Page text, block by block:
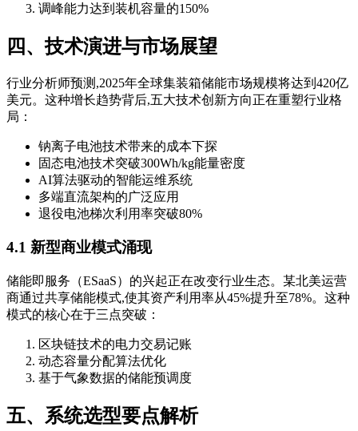
调峰能力达到装机容量的150%
四、技术演进与市场展望
行业分析师预测,2025年全球集装箱储能市场规模将达到420亿
美元。这种增长趋势背后,五大技术创新方向正在重塑行业格
局：
钠离子电池技术带来的成本下探
固态电池技术突破300Wh/kg能量密度
AI算法驱动的智能运维系统
多端直流架构的广泛应用
退役电池梯次利用率突破80%
4.1 新型商业模式涌现
储能即服务（ESaaS）的兴起正在改变行业生态。某北美运营
商通过共享储能模式,使其资产利用率从45%提升至78%。这种
模式的核心在于三点突破：
区块链技术的电力交易记账
动态容量分配算法优化
基于气象数据的储能预调度
五、系统选型要点解析